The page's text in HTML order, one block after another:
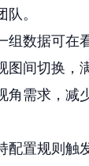
。
组数据可在
图间切换，
角需求，减
配置规则触